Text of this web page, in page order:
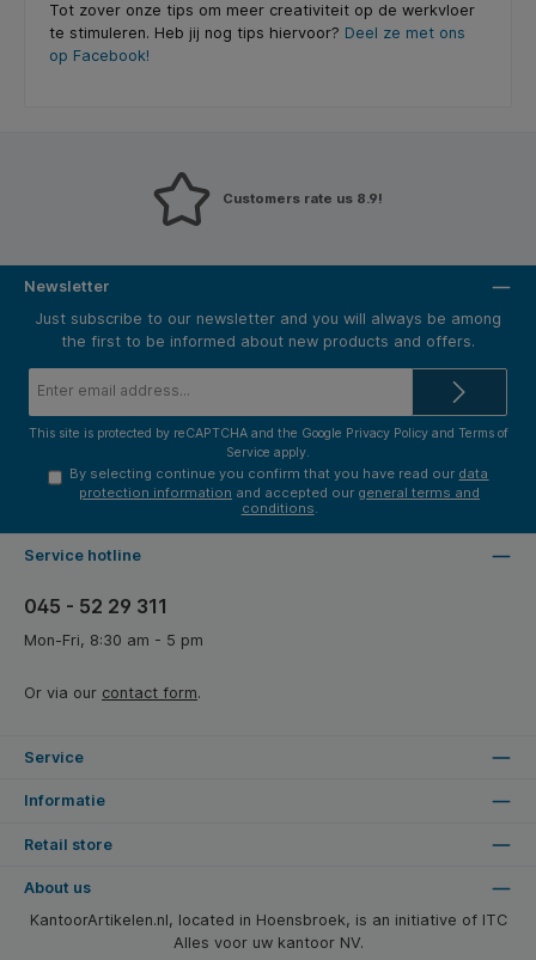
Tot zover onze tips om meer creativiteit op de werkvloer
te stimuleren. Heb jij nog tips hiervoor? Deel ze met ons
op Facebook!
Customers rate us 8.9!
Newsletter
Just subscribe to our newsletter and you will always be among
the first to be informed about new products and offers.
This site is protected by reCAPTCHA and the Google Privacy Policyand Terms of
Service apply.
By selecting continue you confirm that you have read our data
protection information and accepted our general terms and
conditions
Service hotline
045 - 52 29 311
Mon-Fri, 8:30 am - 5 pm
Or via our contact form.
Service
Informatie
Retail store
About us
KantoorArtikelen.nl, located in Hoensbroek, is an initiative of ITC
Alles voor uw kantoor NV.